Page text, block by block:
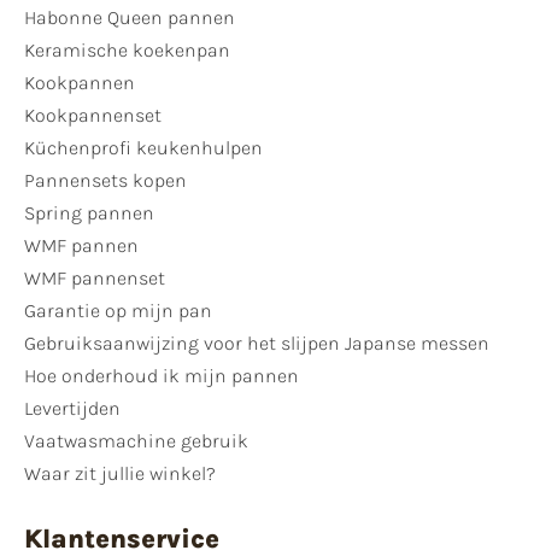
Habonne Queen pannen
Keramische koekenpan
Kookpannen
Kookpannenset
Küchenprofi keukenhulpen
Pannensets kopen
Spring pannen
WMF pannen
WMF pannenset
Garantie op mijn pan
Gebruiksaanwijzing voor het slijpen Japanse messen
Hoe onderhoud ik mijn pannen
Levertijden
Vaatwasmachine gebruik
Waar zit jullie winkel?
Klantenservice